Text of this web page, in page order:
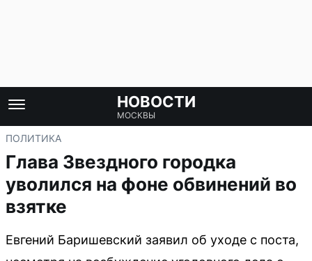
НОВОСТИ
МОСКВЫ
ПОЛИТИКА
Глава Звездного городка
уволился на фоне обвинений во
взятке
Евгений Баришевский заявил об уходе с поста,